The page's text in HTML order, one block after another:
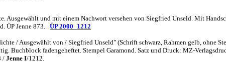
Ausgewählt und mit einem Nachwort versehen von Siegfried Unseld. Mit
ÜP Jenne 873. ÜP 2000_1212
/ Ausgewählt von / Siegfried Unseld" (Schrift schwarz, Rahmen gelb, ohne
Buchblock fadengeheftet. Stempel Garamond. Satz und Druck: MZ-
/Jenne I/1212.